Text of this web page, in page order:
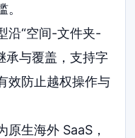
沿“空间-文件夹-
承与覆盖，支持字
效防止越权操作与
原生海外 SaaS，